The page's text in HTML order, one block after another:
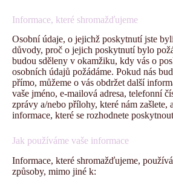
Informace, které shromažďujeme
Osobní údaje, o jejichž poskytnutí jste
důvody, proč o jejich poskytnutí bylo
budou sděleny v okamžiku, kdy vás o
osobních údajů požádáme. Pokud nás
přímo, můžeme o vás obdržet další
vaše jméno, e-mailová adresa, telefonní
zprávy a/nebo přílohy, které nám zašlete,
informace, které se rozhodnete
Jak používáme vaše informace
Informace, které shromažďujeme,
způsoby, mimo jiné k: